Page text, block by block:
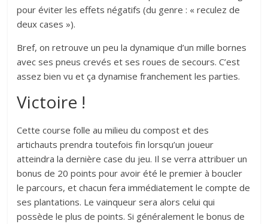
pour éviter les effets négatifs (du genre : « reculez de
deux cases »).
Bref, on retrouve un peu la dynamique d’un mille bornes
avec ses pneus crevés et ses roues de secours. C’est
assez bien vu et ça dynamise franchement les parties.
Victoire !
Cette course folle au milieu du compost et des
artichauts prendra toutefois fin lorsqu’un joueur
atteindra la dernière case du jeu. Il se verra attribuer un
bonus de 20 points pour avoir été le premier à boucler
le parcours, et chacun fera immédiatement le compte de
ses plantations. Le vainqueur sera alors celui qui
possède le plus de points. Si généralement le bonus de